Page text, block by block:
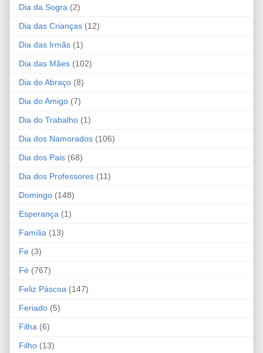
Dia da Sogra (2)
Dia das Crianças (12)
Dia das Irmãs (1)
Dia das Mães (102)
Dia do Abraço (8)
Dia do Amigo (7)
Dia do Trabalho (1)
Dia dos Namorados (106)
Dia dos Pais (68)
Dia dos Professores (11)
Domingo (148)
Esperança (1)
Família (13)
Fe (3)
Fé (767)
Feliz Páscoa (147)
Feriado (5)
Filha (6)
Filho (13)